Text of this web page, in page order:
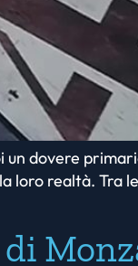
dovere
loro realtà. Tra